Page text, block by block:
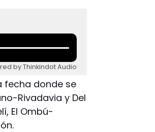
by Thinkindot Audio
fecha donde se
Rivadavia y Del
El Ombú-